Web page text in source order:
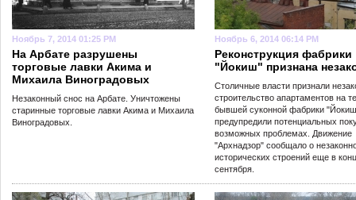
Ноябрь 7, 2014 01:25 PM
На Арбате разрушены
торговые лавки Акима и
Михаила Виноградовых
Незаконный снос на Арбате. Уничтожены
старинные торговые лавки Акима и Михаила
Виноградовых.
Ноябрь 6, 2014 06:14 PM
Реконструкция фабрики
"Йокиш" признана
Столичные власти признали
строительство апартаментов на
бывшей суконной фабрики
предупредили потенциальных
возможных проблемах. Движение
"Архнадзор" сообщало о
исторических строений еще в
сентября.